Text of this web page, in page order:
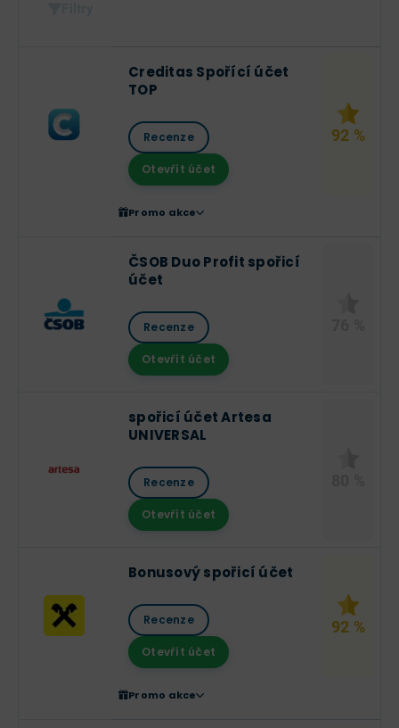
Creditas Spořící účet
TOP
Recenze
Otevřít účet
92 %
Promo akce
ČSOB Duo Profit spořicí
účet
Recenze
Otevřít účet
spořicí účet Artesa
UNIVERSAL
Recenze
Otevřít účet
Bonusový spořicí účet
Recenze
Otevřít účet
92 %
Promo akce